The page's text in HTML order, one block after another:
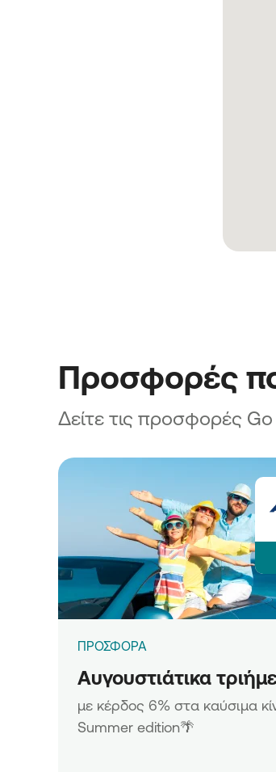
Προσφορές
Δείτε τις προσφορές
ΠΡΟΣΦΟΡΑ
Αυγουστιάτικα
με κέρδος 6% στα καύσιμα
Summer edition🌴